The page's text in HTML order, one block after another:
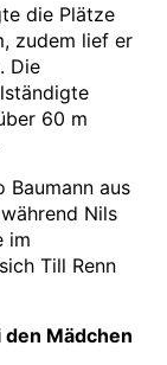
die Plätze
zudem lief er
Die
60 m
Baumann aus
Nils
im
Till Renn
Mädchen